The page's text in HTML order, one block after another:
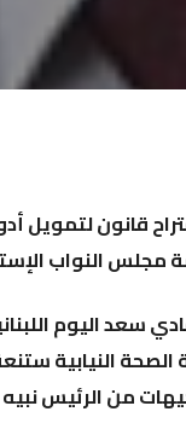
قانون لتمويل
النواب
سعد اليوم
النيابية
من الرئيس